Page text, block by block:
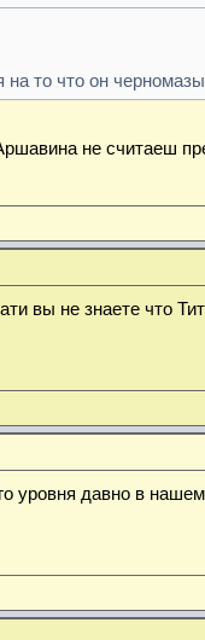
то что он
не считаеш
вы не знаете что
уровня давно в